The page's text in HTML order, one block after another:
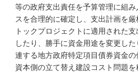
等の政府支出責任を予算管理に組
スを合理的に確定し、支出計画を
トックプロジェクトに適用された
したり、勝手に資金用途を変更し
連する地方政府特定項目債券資金
資本側の立て替え建設コスト問題を